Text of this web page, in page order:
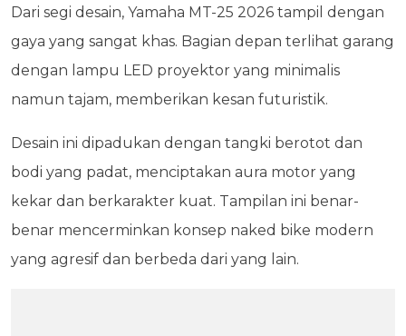
Dari segi desain, Yamaha MT-25 2026 tampil dengan
gaya yang sangat khas. Bagian depan terlihat garang
dengan lampu LED proyektor yang minimalis
namun tajam, memberikan kesan futuristik.
Desain ini dipadukan dengan tangki berotot dan
bodi yang padat, menciptakan aura motor yang
kekar dan berkarakter kuat. Tampilan ini benar-
benar mencerminkan konsep naked bike modern
yang agresif dan berbeda dari yang lain.